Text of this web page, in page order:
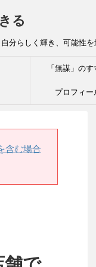
る
分らしく輝き、可能性
「無謀」の
プロフィー
含む場合